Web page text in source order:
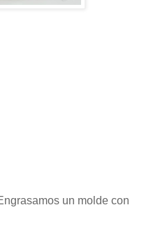
un molde con